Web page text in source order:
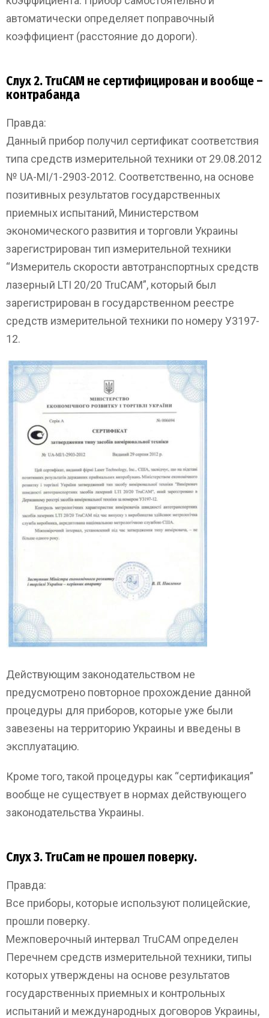
автоматически определяет поправочный
коэффициент (расстояние до дороги).
Слух 2. TruCAM не сертифицирован и вообще –
контрабанда
Правда:
Данный прибор получил сертификат соответствия
типа средств измерительной техники от 29.08.2012
№ UA-MI/1-2903-2012. Соответственно, на основе
позитивных результатов государственных
приемных испытаний, Министерством
экономического развития и торговли Украины
зарегистрирован тип измерительной техники
“Измеритель скорости автотранспортных средств
лазерный LTI 20/20 TruCAM”, который был
зарегистрирован в государственном реестре
средств измерительной техники по номеру У3197-
12.
Действующим законодательством не
предусмотрено повторное прохождение данной
процедуры для приборов, которые уже были
завезены на территорию Украины и введены в
эксплуатацию.
Кроме того, такой процедуры как “сертификация”
вообще не существует в нормах действующего
законодательства Украины.
Слух 3. TruCam не прошел поверку.
Правда:
Все приборы, которые используют полицейские,
прошли поверку.
Межповерочный интервал TruCAM определен
Перечнем средств измерительной техники, типы
которых утверждены на основе результатов
государственных приемных и контрольных
испытаний и международных договоров Украины,